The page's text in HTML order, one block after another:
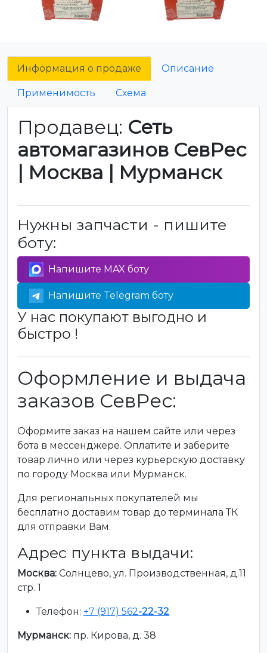
Информация о продаже Описание
Применимость Схема
Продавец: Сеть
автомагазинов СевРес
| Москва | Мурманск
Нужны запчасти - пишите
боту:
Напишите MAX боту
Напишите Telegram боту
У нас покупают выгодно и
быстро !
Оформление и выдача
заказов СевРес:
Оформите заказ на нашем сайте или через
бота в мессенджере. Оплатите и заберите
товар лично или через курьерскую доставку
по городу Москва или Мурманск.
Для региональных покупателей мы
бесплатно доставим товар до терминала ТК
для отправки Вам.
Адрес пункта выдачи:
Москва: Солнцево, ул. Производственная, д.11
стр. 1
Телефон: +7 (917) 562-22-32
Мурманск: пр. Кирова, д. 38